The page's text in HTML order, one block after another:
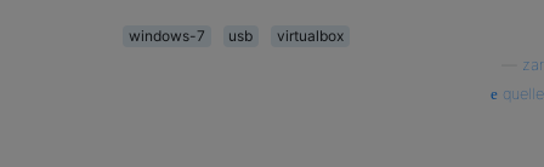
windows-7 usb
virtualbox
zar
quelle